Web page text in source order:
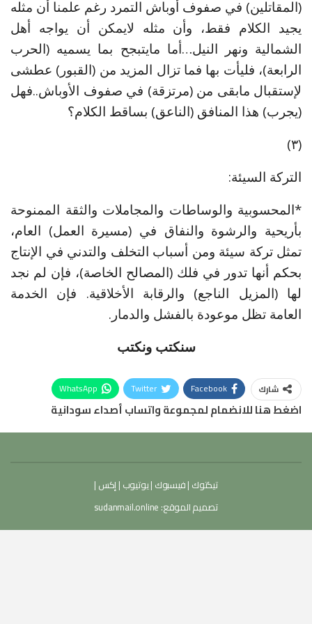
(المقاتلين) في صفوف أوباش التمرد رغم علمنا أن مثله
يجيد الكلام فقط، وأن مثله لايمكن أن يواجه أهل
الشمالية ونهر النيل…أما مايتبجح بما يسميه (الحرب
الرابعة)، فليأت بها فما تزال المزيد من (القبور) عطشى
لإستقبال مابقى من (مرتزقة) في صفوف الأوباش..فهل
(يجرب) هذا المنافق (الناعق) بساقط الكلام؟
(٣)
التركة السيئة:
*المحسوبية والوساطات والمجاملات والثقة الممنوحة
بأريحية والرشوة والنفاق في (مسيرة العمل) العام،
تمثل تركة سيئة ومن أسباب التخلف والتدني في الإنتاج
بحكم أنها تدور في فلك (المصالح الخاصة)، فإن لم نجد
لها (المزيل الناجع) والرقابة الأخلاقية. فإن الخدمة
العامة تظل موعودة بالفشل والدمار.
سنكتب ونكتب
شارك Facebook
Twitter
WhatsApp
اضغط هنا للانضمام لمجموعة واتساب أصداء سودانية
تيكتوك |فيسبوك |يوتيوب | إكس |
تصميم الموقع: sudanmail.online